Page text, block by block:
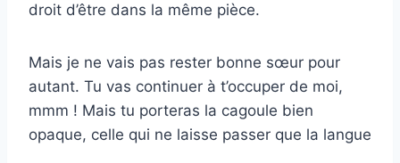
droit d’être dans la même pièce.
Mais je ne vais pas rester bonne sœur pour
autant. Tu vas continuer à t’occuper de moi,
mmm ! Mais tu porteras la cagoule bien
opaque, celle qui ne laisse passer que la langue